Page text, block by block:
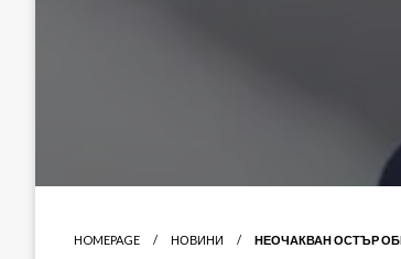
HOMEPAGE НОВИНИ НЕОЧАКВАН ОСТЪР